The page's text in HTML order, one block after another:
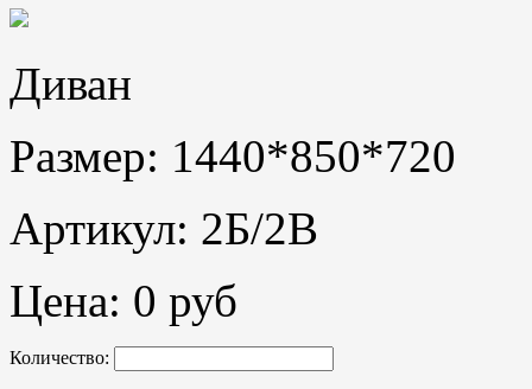
Диван
Размер: 1440*850*720
Артикул: 2Б/2В
Цена: 0 руб
Количество: